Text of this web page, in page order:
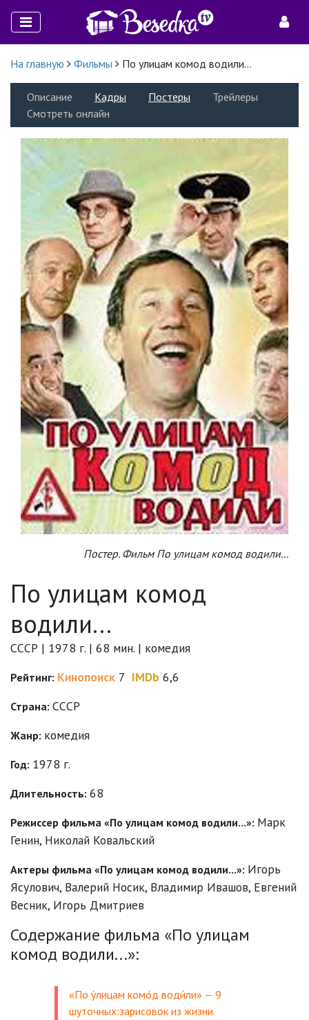
На главную Фильмы По улицам комод водили...
Описание Кадры Постеры
Трейлеры
Смотреть онлайн
Постер. Фильм По улицам комод водили...
По улицам комод
водили...
СССР | 1978 г. | 68 мин. | комедия
Рейтинг: Кинопоиск 7 IMDb 6,6
Страна: СССР
Жанр: комедия
Год: 1978 г.
Длительность: 68
Режиссер фильма «По улицам комод водили...»: Марк
Генин, Николай Ковальский
Актеры фильма «По улицам комод водили...»: Игорь
Ясулович, Валерий Носик, Владимир Ивашов, Евгений
Весник, Игорь Дмитриев
Содержание фильма «По улицам
комод водили...»:
«По у́лицам комо́д води́ли» — 9
шуточных:зарисовок из жизни